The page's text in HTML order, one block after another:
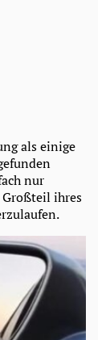
als einige
nur
ihres